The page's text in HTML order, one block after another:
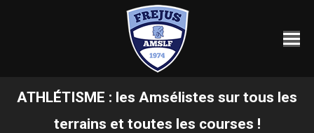
ATHLÉTISME : les Amsélistes sur tous les
terrains et toutes les courses !